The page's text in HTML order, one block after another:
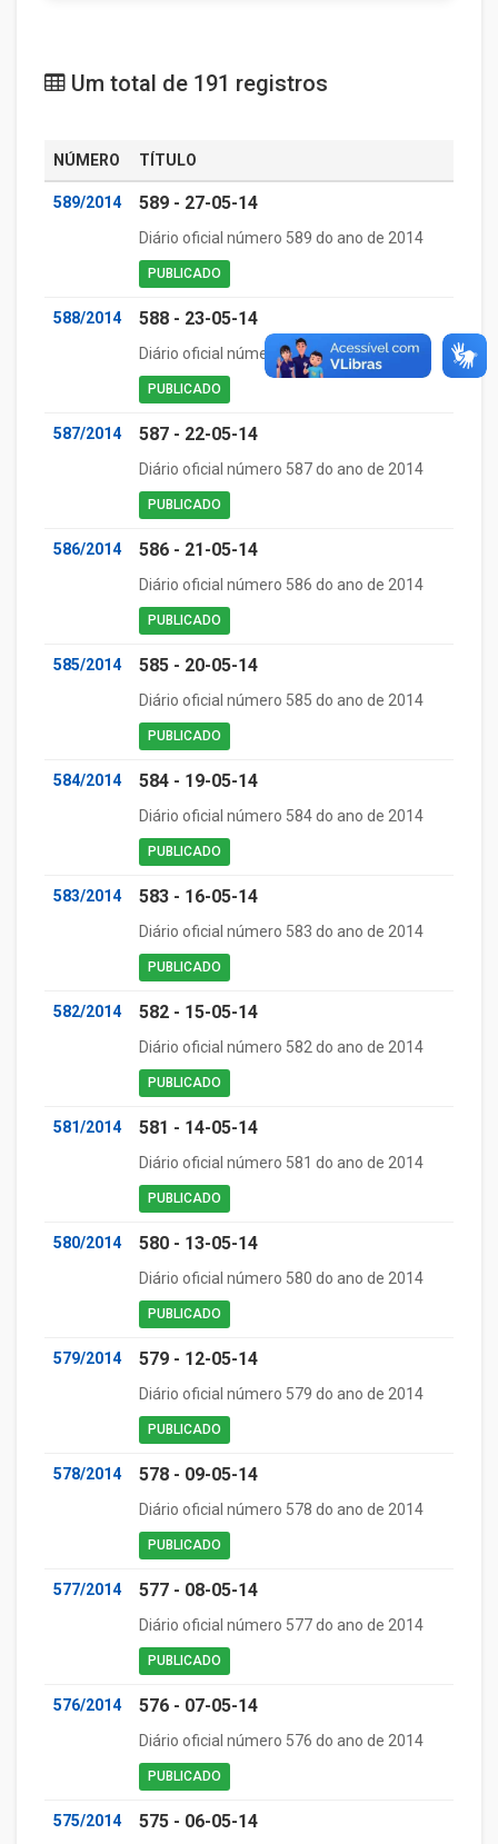
Um total de 191 registros
NÚMERO TÍTULO
589/2014 589 - 27-05-14
Diário oficial número 589 do ano de 2014
PUBLICADO
588/2014 588 - 23-05-14
Diário oficial número 588 do ano de 2014
PUBLICADO
587/2014 587 - 22-05-14
Diário oficial número 587 do ano de 2014
PUBLICADO
586/2014 586 - 21-05-14
Diário oficial número 586 do ano de 2014
PUBLICADO
585/2014 585 - 20-05-14
Diário oficial número 585 do ano de 2014
PUBLICADO
584/2014 584 - 19-05-14
Diário oficial número 584 do ano de 2014
PUBLICADO
583/2014 583 - 16-05-14
Diário oficial número 583 do ano de 2014
PUBLICADO
582/2014 582 - 15-05-14
Diário oficial número 582 do ano de 2014
PUBLICADO
581/2014 581 - 14-05-14
Diário oficial número 581 do ano de 2014
PUBLICADO
580/2014 580 - 13-05-14
Diário oficial número 580 do ano de 2014
PUBLICADO
579/2014 579 - 12-05-14
Diário oficial número 579 do ano de 2014
PUBLICADO
578/2014 578 - 09-05-14
Diário oficial número 578 do ano de 2014
PUBLICADO
577/2014 577 - 08-05-14
Diário oficial número 577 do ano de 2014
PUBLICADO
576/2014 576 - 07-05-14
Diário oficial número 576 do ano de 2014
PUBLICADO
575/2014 575 - 06-05-14